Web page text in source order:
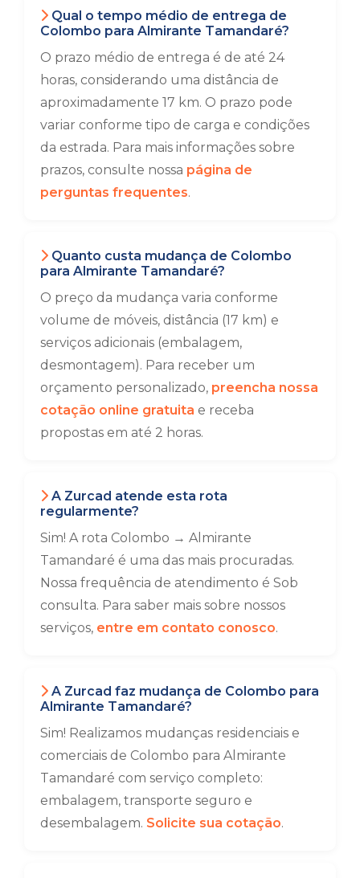
Qual o tempo médio de entrega de
Colombo para Almirante Tamandaré?
O prazo médio de entrega é de até 24
horas, considerando uma distância de
aproximadamente 17 km. O prazo pode
variar conforme tipo de carga e condições
da estrada. Para mais informações sobre
prazos, consulte nossa página de
perguntas frequentes.
Quanto custa mudança de Colombo
para Almirante Tamandaré?
O preço da mudança varia conforme
volume de móveis, distância (17 km) e
serviços adicionais (embalagem,
desmontagem). Para receber um
orçamento personalizado, preencha nossa
cotação online gratuita e receba
propostas em até 2 horas.
A Zurcad atende esta rota
regularmente?
Sim! A rota Colombo → Almirante
Tamandaré é uma das mais procuradas.
Nossa frequência de atendimento é Sob
consulta. Para saber mais sobre nossos
serviços, entre em contato conosco.
A Zurcad faz mudança de Colombo para
Almirante Tamandaré?
Sim! Realizamos mudanças residenciais e
comerciais de Colombo para Almirante
Tamandaré com serviço completo:
embalagem, transporte seguro e
desembalagem. Solicite sua cotação.